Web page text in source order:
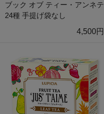
ブック オブ ティー・アンネテ
24種 手提げ袋なし
4,500円